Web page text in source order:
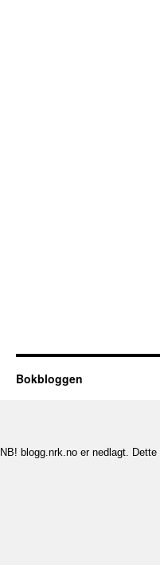
Bokbloggen
NB! blogg.nrk.no er nedlagt.